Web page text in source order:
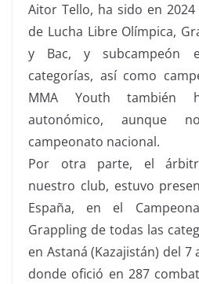
Aitor Tello, ha sido en
de Lucha Libre Olímpica,
y Bac, y subcampeón
categorías, así como
MMA Youth también
autonómico, aunque
campeonato nacional.
Por otra parte, el
nuestro club, estuvo
España, en el
Grappling de todas las
en Astaná (Kazajistán) del
donde ofició en 287